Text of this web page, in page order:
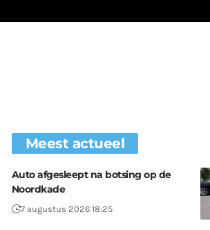
Meest actueel
Auto afgesleept na botsing op de
Noordkade
7 augustus 2026 18:25